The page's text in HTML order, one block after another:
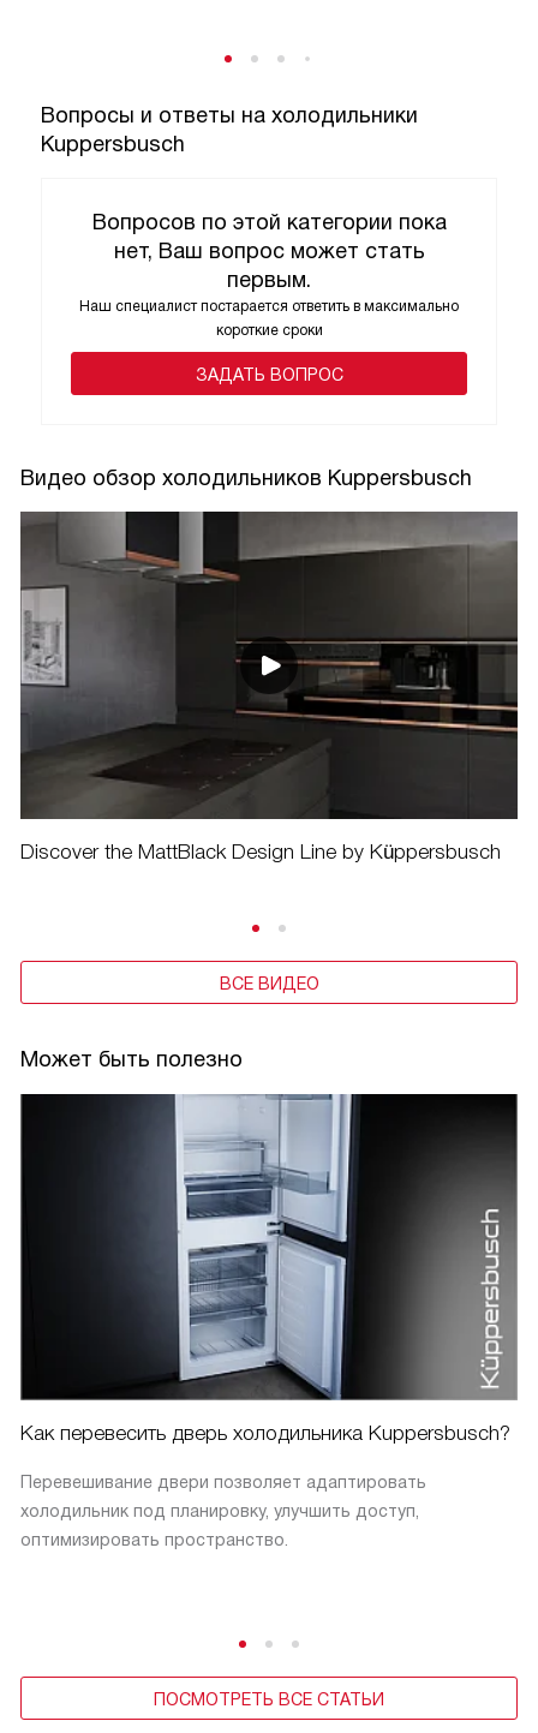
Вопросы и ответы на холодильники
Kuppersbusch
Вопросов по этой категории пока
нет, Ваш вопрос может стать
первым.
Наш специалист постарается ответить в максимально
короткие сроки
ЗАДАТЬ ВОПРОС
Видео обзор холодильников Kuppersbusch
Discover the MattBlack Design Line by Küppersbusch
ВСЕ ВИДЕО
Может быть полезно
Как перевесить дверь холодильника Kuppersbusch?
Перевешивание двери позволяет адаптировать
холодильник под планировку, улучшить доступ,
оптимизировать пространство.
ПОСМОТРЕТЬ ВСЕ СТАТЬИ